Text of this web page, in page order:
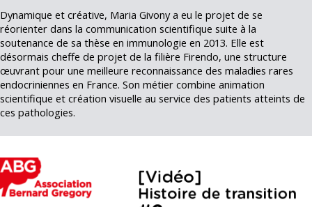
Dynamique et créative, Maria Givony a eu le projet de se
réorienter dans la communication scientifique suite à la
soutenance de sa thèse en immunologie en 2013. Elle est
désormais cheffe de projet de la filière Firendo, une structure
œuvrant pour une meilleure reconnaissance des maladies rares
endocriniennes en France. Son métier combine animation
scientifique et création visuelle au service des patients atteints de
ces pathologies.